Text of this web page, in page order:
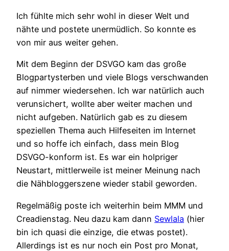
Ich fühlte mich sehr wohl in dieser Welt und
nähte und postete unermüdlich. So konnte es
von mir aus weiter gehen.
Mit dem Beginn der DSVGO kam das große
Blogpartysterben und viele Blogs verschwanden
auf nimmer wiedersehen. Ich war natürlich auch
verunsichert, wollte aber weiter machen und
nicht aufgeben. Natürlich gab es zu diesem
speziellen Thema auch Hilfeseiten im Internet
und so hoffe ich einfach, dass mein Blog
DSVGO-konform ist. Es war ein holpriger
Neustart, mittlerweile ist meiner Meinung nach
die Nähbloggerszene wieder stabil geworden.
Regelmäßig poste ich weiterhin beim MMM und
Creadienstag. Neu dazu kam dann Sewlala (hier
bin ich quasi die einzige, die etwas postet).
Allerdings ist es nur noch ein Post pro Monat,